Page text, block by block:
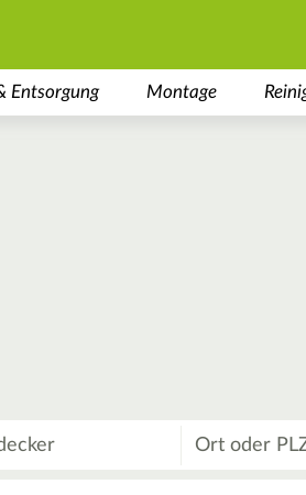
Entsorgung Montage